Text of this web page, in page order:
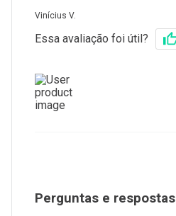
Vinícius V.
Essa avaliação foi útil?
Perguntas e respostas